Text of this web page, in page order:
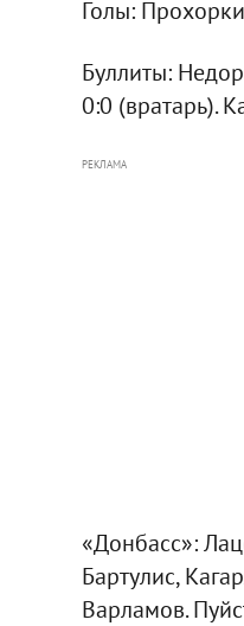
Голы:
Буллиты:
0:0 (вратарь).
РЕКЛАМА
«Донбасс»:
Бартулис,
Варламов.